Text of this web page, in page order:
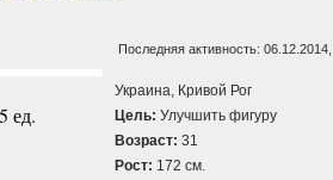
ед.
Последняя активность:
Украина, Кривой Рог
Цель: Улучшить фигуру
Возраст: 31
Рост: 172 см.